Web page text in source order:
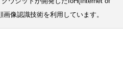
像認識技術を利用しています。